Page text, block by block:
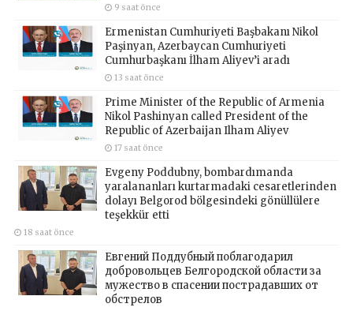
9 saat önce
Ermenistan Cumhuriyeti Başbakanı Nikol
Paşinyan, Azerbaycan Cumhuriyeti
Cumhurbaşkanı İlham Aliyev’i aradı
13 saat önce
Prime Minister of the Republic of Armenia
Nikol Pashinyan called President of the
Republic of Azerbaijan Ilham Aliyev
17 saat önce
Evgeny Poddubny, bombardımanda
yaralananları kurtarmadaki cesaretlerinden
dolayı Belgorod bölgesindeki gönüllülere
teşekkür etti
18 saat önce
Евгений Поддубный поблагодарил
добровольцев Белгородской области за
мужество в спасении пострадавших от
обстрелов